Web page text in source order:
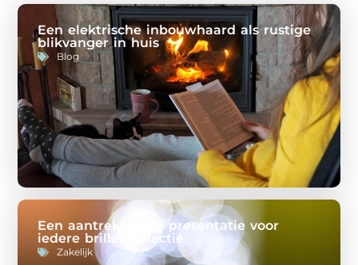
Een elektrische inbouwhaard als rustige
blikvanger in huis
Blog
Een aantrekkelijke presentatie voor
iedere brillencollectie
Zakelijk